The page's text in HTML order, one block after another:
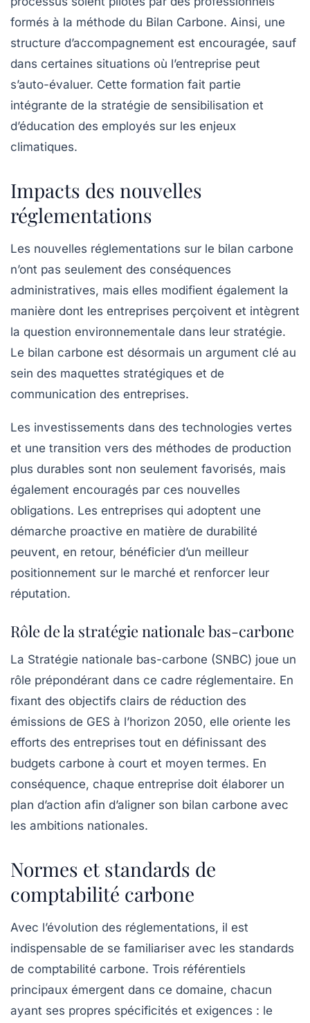
formés à la méthode du Bilan Carbone. Ainsi, une
structure d’accompagnement est encouragée, sauf
dans certaines situations où l’entreprise peut
s’auto-évaluer. Cette formation fait partie
intégrante de la stratégie de sensibilisation et
d’éducation des employés sur les enjeux
climatiques.
Impacts des nouvelles
réglementations
Les nouvelles réglementations sur le bilan carbone
n’ont pas seulement des conséquences
administratives, mais elles modifient également la
manière dont les entreprises perçoivent et intègrent
la question environnementale dans leur stratégie.
Le bilan carbone est désormais un argument clé au
sein des maquettes stratégiques et de
communication des entreprises.
Les investissements dans des technologies vertes
et une transition vers des méthodes de production
plus durables sont non seulement favorisés, mais
également encouragés par ces nouvelles
obligations. Les entreprises qui adoptent une
démarche proactive en matière de durabilité
peuvent, en retour, bénéficier d’un meilleur
positionnement sur le marché et renforcer leur
réputation.
Rôle de la stratégie nationale bas-carbone
La Stratégie nationale bas-carbone (SNBC) joue un
rôle prépondérant dans ce cadre réglementaire. En
fixant des objectifs clairs de réduction des
émissions de GES à l’horizon 2050, elle oriente les
efforts des entreprises tout en définissant des
budgets carbone à court et moyen termes. En
conséquence, chaque entreprise doit élaborer un
plan d’action afin d’aligner son bilan carbone avec
les ambitions nationales.
Normes et standards de
comptabilité carbone
Avec l’évolution des réglementations, il est
indispensable de se familiariser avec les standards
de comptabilité carbone. Trois référentiels
principaux émergent dans ce domaine, chacun
ayant ses propres spécificités et exigences : le